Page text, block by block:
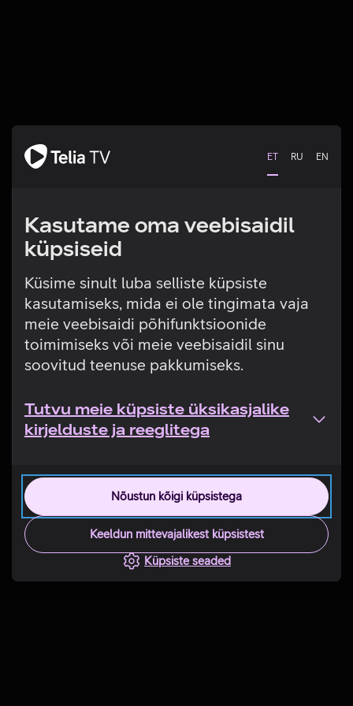
ET RU EN
Kasutame oma veebisaidil
küpsiseid
Küsime sinult luba selliste küpsiste
kasutamiseks, mida ei ole tingimata vaja
meie veebisaidi põhifunktsioonide
toimimiseks või meie veebisaidil sinu
soovitud teenuse pakkumiseks.
Tutvu meie küpsiste üksikasjalike
kirjelduste ja reeglitega
Nõustun kõigi küpsistega
Keeldun mittevajalikest küpsistest
Küpsiste seaded
Tehniline viga